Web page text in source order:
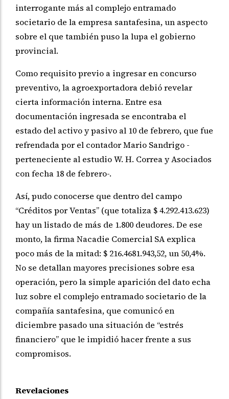
interrogante más al complejo entramado
societario de la empresa santafesina, un aspecto
sobre el que también puso la lupa el gobierno
provincial.
Como requisito previo a ingresar en concurso
preventivo, la agroexportadora debió revelar
cierta información interna. Entre esa
documentación ingresada se encontraba el
estado del activo y pasivo al 10 de febrero, que fue
refrendada por el contador Mario Sandrigo -
perteneciente al estudio W. H. Correa y Asociados
con fecha 18 de febrero-.
Así, pudo conocerse que dentro del campo
“Créditos por Ventas” (que totaliza $ 4.292.413.623)
hay un listado de más de 1.800 deudores. De ese
monto, la firma Nacadie Comercial SA explica
poco más de la mitad: $ 216.4681.943,52, un 50,4%.
No se detallan mayores precisiones sobre esa
operación, pero la simple aparición del dato echa
luz sobre el complejo entramado societario de la
compañía santafesina, que comunicó en
diciembre pasado una situación de “estrés
financiero” que le impidió hacer frente a sus
compromisos.
Revelaciones